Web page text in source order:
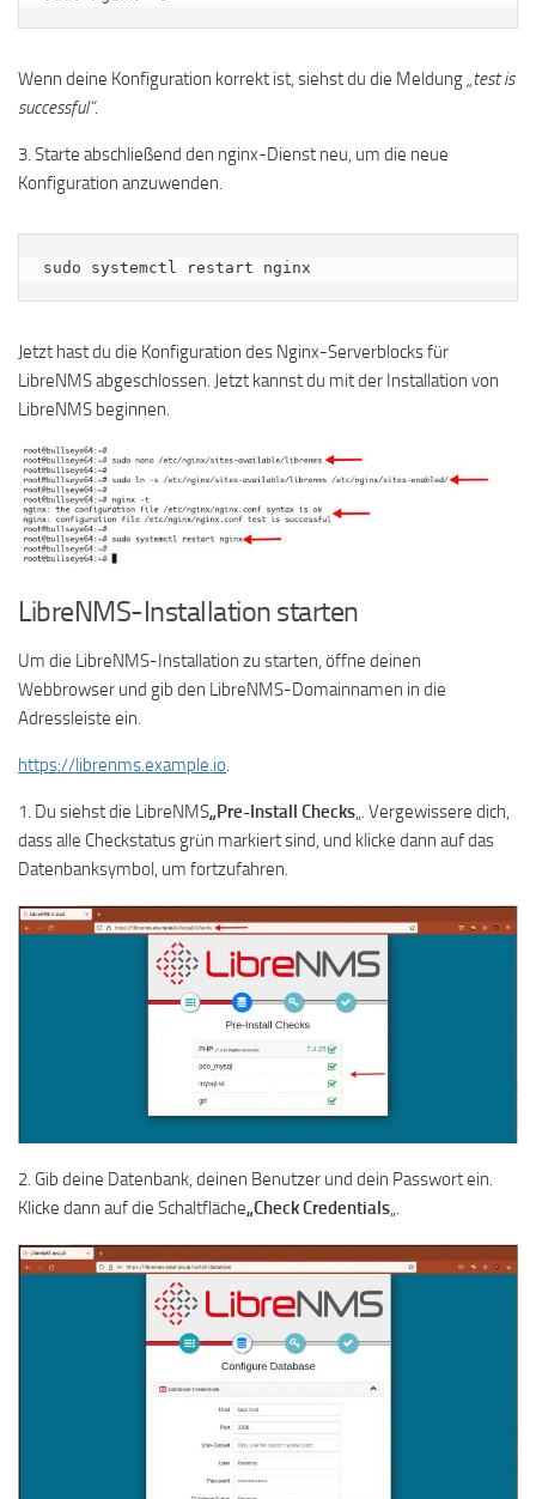
Wenn deine Konfiguration korrekt ist, siehst du die Meldung „test is
successful“.
3. Starte abschließend den nginx-Dienst neu, um die neue
Konfiguration anzuwenden.
sudo systemctl restart nginx
Jetzt hast du die Konfiguration des Nginx-Serverblocks für
LibreNMS abgeschlossen. Jetzt kannst du mit der Installation von
LibreNMS beginnen.
LibreNMS-Installation starten
Um die LibreNMS-Installation zu starten, öffne deinen
Webbrowser und gib den LibreNMS-Domainnamen in die
Adressleiste ein.
https://librenms.example.io.
1. Du siehst die LibreNMS„Pre-Install Checks„. Vergewissere dich,
dass alle Checkstatus grün markiert sind, und klicke dann auf das
Datenbanksymbol, um fortzufahren.
2. Gib deine Datenbank, deinen Benutzer und dein Passwort ein.
Klicke dann auf die Schaltfläche„Check Credentials„.